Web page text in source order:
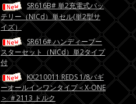
SR616B# 単2充電式バッ
テリー（NICd）単セル(単2型サ
イズ）
SR616# ハンディーブー
スターセット（NICd）単2タイプ
付
KX210011 REDS 1/8バギ
ーオールインワンタイプ＜X-ONE
＞ ＃2113 トルク